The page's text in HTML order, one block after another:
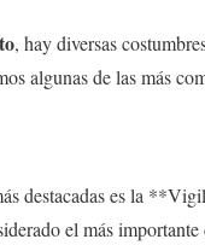
, hay diversas
algunas de las más
destacadas es la
el más